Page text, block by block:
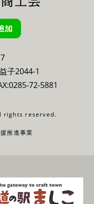
子2044-1
72-5881
rights reserved.
推進事業